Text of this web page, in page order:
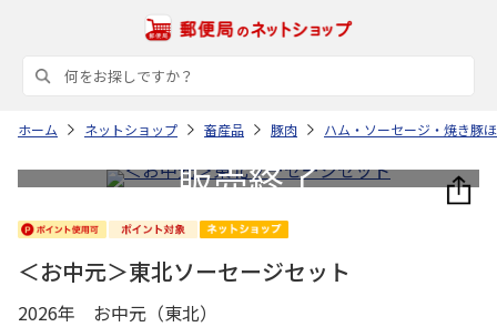
ホーム ネットショップ 畜産品 豚肉 ハム・ソーセージ・焼き豚
＜お中元＞東北ソーセージセット
2026年 お中元（東北）